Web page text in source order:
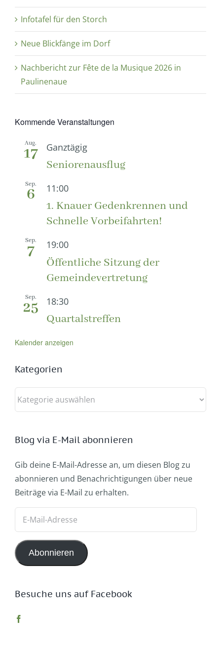
Infotafel für den Storch
Neue Blickfänge im Dorf
Nachbericht zur Fête de la Musique 2026 in
Paulinenaue
Kommende Veranstaltungen
Aug.
17 Ganztägig
Seniorenausflug
Sep.
6 11:00
1. Knauer Gedenkrennen und
Schnelle Vorbeifahrten!
Sep.
7 19:00
Öffentliche Sitzung der
Gemeindevertretung
Sep.
25 18:30
Quartalstreffen
Kalender anzeigen
Kategorien
Kategorien
Blog via E-Mail abonnieren
Gib deine E-Mail-Adresse an, um diesen Blog zu
abonnieren und Benachrichtigungen über neue
Beiträge via E-Mail zu erhalten.
Adresse
Abonnieren
Besuche uns auf Facebook